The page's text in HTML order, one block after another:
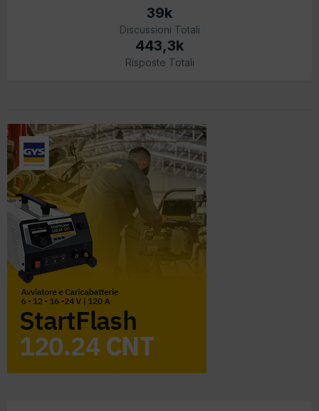
39k
Discussioni Totali
443,3k
Risposte Totali